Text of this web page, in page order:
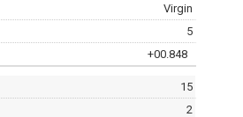
Virgin
5
+00.848
15
2